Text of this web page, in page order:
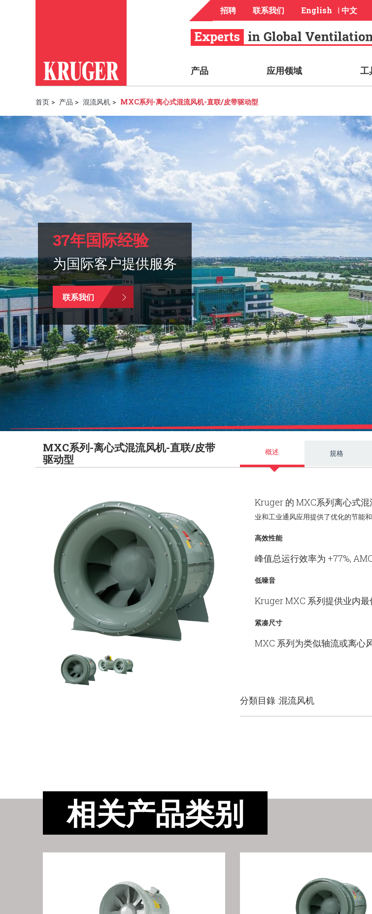
招聘 联系我们 English | 中文
产品 应用领域 工
首页 > 产品 > 混流风机 > MXC系列-离心式混流风机-直联/皮带驱动型
37年国际经验
为国际客户提供服务
联系我们
MXC系列-离心式混流风机-直联/皮带
驱动型
概述 規格
Kruger 的 MXC系列离心式
业和工业通风应用提供了优化的节能
高效性能
峰值总运行效率为 +77%,
低噪音
Kruger MXC 系列提供业内
紧凑尺寸
MXC 系列为类似轴流或离心
分類目錄 :混流风机
相关产品类别